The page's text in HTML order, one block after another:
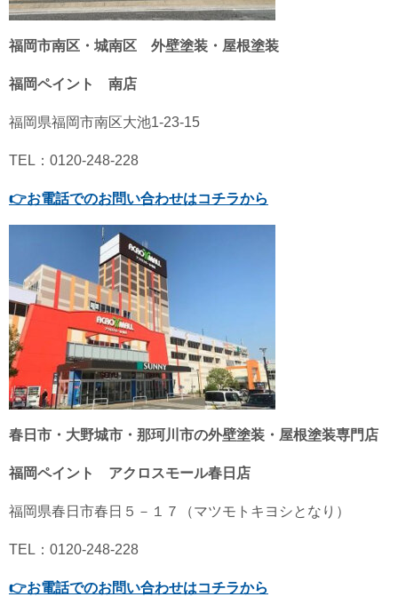
福岡市南区・城南区 外壁塗装・屋根塗装
福岡ペイント 南店
福岡県福岡市南区大池1-23-15
TEL：0120-248-228
👉お電話でのお問い合わせはコチラから
春日市・大野城市・那珂川市の外壁塗装・屋根塗装専門店
福岡ペイント アクロスモール春日店
福岡県春日市春日５－１７（マツモトキヨシとなり）
TEL：0120-248-228
👉お電話でのお問い合わせはコチラから